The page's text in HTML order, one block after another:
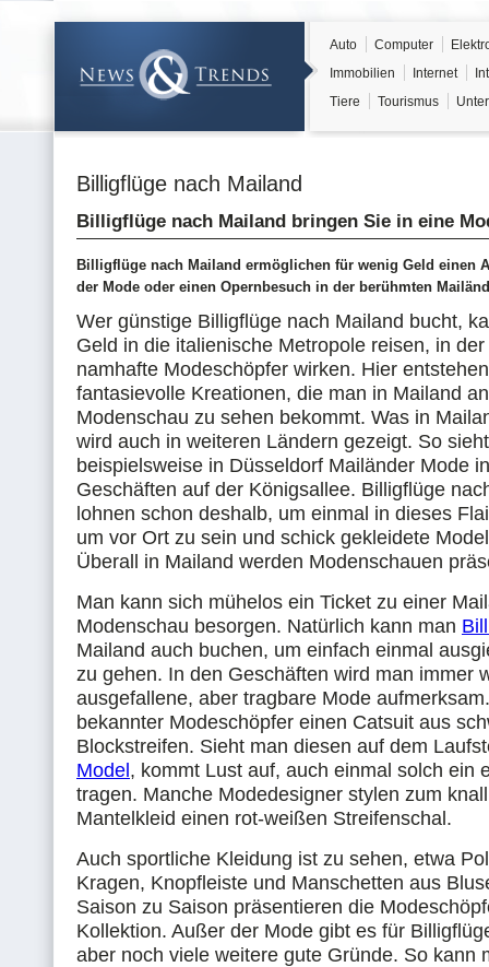
Auto Computer
Immobilien
Internet
Tiere
Tourismus
Billigflüge nach Mailand
Billigflüge nach Mailand bringen Sie in eine
Billigflüge nach Mailand ermöglichen für wenig Geld einen
der Mode oder einen Opernbesuch in der berühmten
Wer günstige Billigflüge nach Mailand bucht,
Geld in die italienische Metropole reisen, in
namhafte Modeschöpfer wirken. Hier
fantasievolle Kreationen, die man in Mailand
Modenschau zu sehen bekommt. Was in
wird auch in weiteren Ländern gezeigt. So
beispielsweise in Düsseldorf Mailänder Mode
Geschäften auf der Königsallee. Billigflüge
lohnen schon deshalb, um einmal in dieses
um vor Ort zu sein und schick gekleidete
Überall in Mailand werden Modenschauen
Man kann sich mühelos ein Ticket zu einer
Modenschau besorgen. Natürlich kann man
Mailand auch buchen, um einfach einmal
zu gehen. In den Geschäften wird man immer
ausgefallene, aber tragbare Mode
bekannter Modeschöpfer einen Catsuit aus
Blockstreifen. Sieht man diesen auf dem
Model , kommt Lust auf, auch einmal solch ein
tragen. Manche Modedesigner stylen zum
Mantelkleid einen rot-weißen Streifenschal.
Auch sportliche Kleidung ist zu sehen, etwa
Kragen, Knopfleiste und Manschetten aus
Saison zu Saison präsentieren die
Kollektion. Außer der Mode gibt es für
aber noch viele weitere gute Gründe. So kann